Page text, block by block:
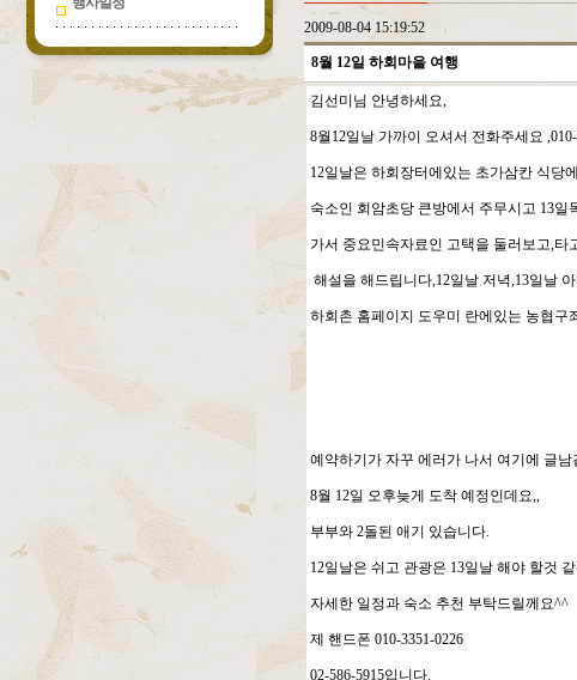
2009-08-04 15:19:52
8월 12일 하회마을 여행
김선미님 안녕하세요,
8월12일날 가까이 오셔서 전화주세요
12일날은 하회장터에있는 초가삼칸 식당
숙소인 회암초당 큰방에서 주무시고 13
가서 중요민속자료인 고택을 둘러보고,
해설을 해드립니다,12일날 저녁,13일날
하회촌 홈페이지 도우미 란에있는 농협
예약하기가 자꾸 에러가 나서 여기에 글남
8월 12일 오후늦게 도착 예정인데요,,
부부와 2돌된 애기 있습니다.
12일날은 쉬고 관광은 13일날 해야 할것
자세한 일정과 숙소 추천 부탁드릴께요^^
제 핸드폰 010-3351-0226
02-586-5915입니다.